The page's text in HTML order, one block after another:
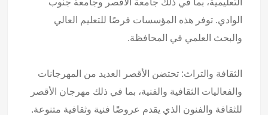
التعليمية، بما في ذلك جامعة الأقصر وجامعة جنوب
الوادي. توفر هذه المؤسسات فرصًا للتعليم العالي
والبحث العلمي في المحافظة.
الثقافة والتراث: تحتضن الأقصر العديد من المهرجانات
والفعاليات الثقافية والفنية، بما في ذلك مهرجان الأقصر
للثقافة والفنون الذي يقدم عروضًا فنية وثقافية متنوعة.